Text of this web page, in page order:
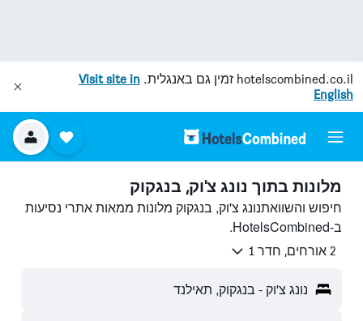
hotelscombined.co.il זמין גם באנגלית. Visit site in
English
מלונות בתוך נונג צ'וק, בנגקוק
חיפוש והשוואתנונג צ'וק, בנגקוק מלונות ממאות אתרי נסיעות
ב-HotelsCombined.
2 אורחים, חדר 1
נונג צ'וק - בנגקוק, תאילנד